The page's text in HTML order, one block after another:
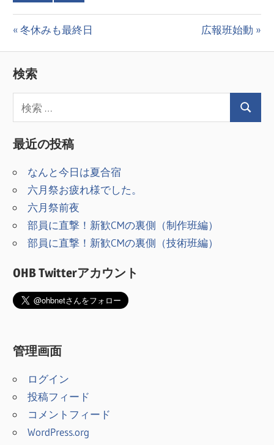
投
稿
ナ
ビ
ゲ
ー
シ
ョ
ン
前
投
稿:
冬休みも最終日
次
広報班始動
検索
最近の投稿
なんと今日は夏合宿
六月祭お疲れ様でした。
六月祭前夜
部員に直撃！新歓CMの裏側（制作班編）
部員に直撃！新歓CMの裏側（技術班編）
OHB Twitterアカウント
管理画面
ログイン
投稿フィード
コメントフィード
WordPress.org